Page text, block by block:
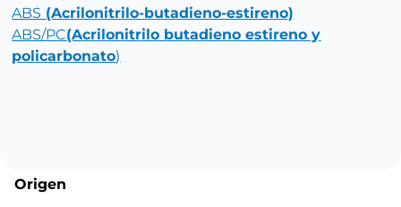
ABS (Acrilonitrilo-butadieno-estireno)
ABS/PC(Acrilonitrilo butadieno estireno y
policarbonato)
Origen